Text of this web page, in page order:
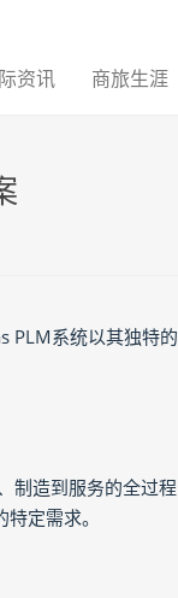
资讯 商旅生涯
PLM系统以其独特的
制造到服务的全过程
定需求。